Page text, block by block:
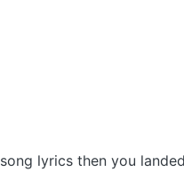
song lyrics then you